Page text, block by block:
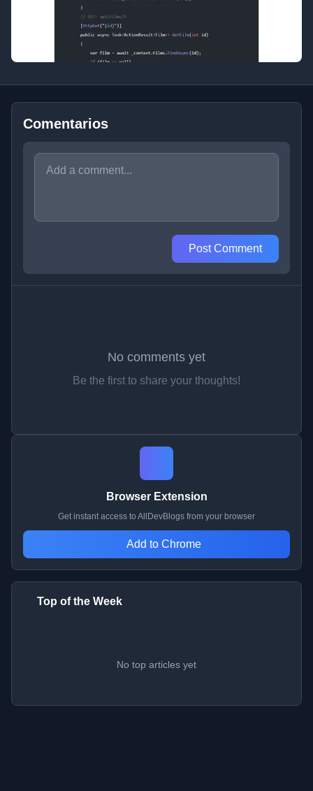
Comentarios
Post Comment
No comments yet
Be the first to share your thoughts!
Browser Extension
Get instant access to AllDevBlogs from your browser
Add to Chrome
Top of the Week
No top articles yet